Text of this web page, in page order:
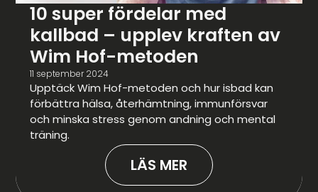
10 super fördelar med
kallbad – upplev kraften av
Wim Hof-metoden
11 september 2024
Upptäck Wim Hof-metoden och hur isbad kan
förbättra hälsa, återhämtning, immunförsvar
och minska stress genom andning och mental
träning.
LÄS MER